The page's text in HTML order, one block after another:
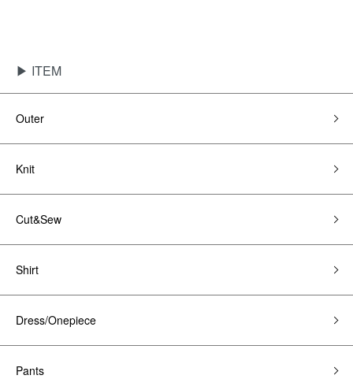
▶ ITEM
Outer
Knit
Cut&Sew
Shirt
Dress/Onepiece
Pants